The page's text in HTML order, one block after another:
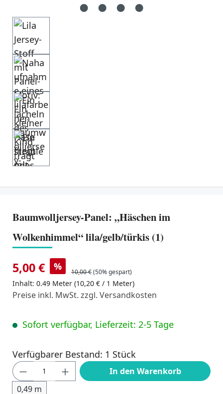
Baumwolljersey-Panel: „Häschen im
Wolkenhimmel“ lila/gelb/türkis (1)
5,00 € % 10,00 €(50% gespart)
Inhalt: 0.49 Meter (10,20 € / 1 Meter)
Preise inkl. MwSt. zzgl. Versandkosten
Sofort verfügbar, Lieferzeit: 2-5 Tage
Verfügbarer Bestand: 1 Stück
Produkt Anzahl: Gib den gewünschten
0,49 m
In den Warenkorb